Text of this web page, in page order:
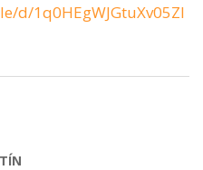
d/1q0HEgWJGtuXv05ZI